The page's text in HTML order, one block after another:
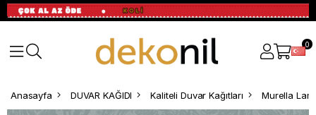
0
Anasayfa DUVAR KAĞIDI Kaliteli Duvar Kağıtları